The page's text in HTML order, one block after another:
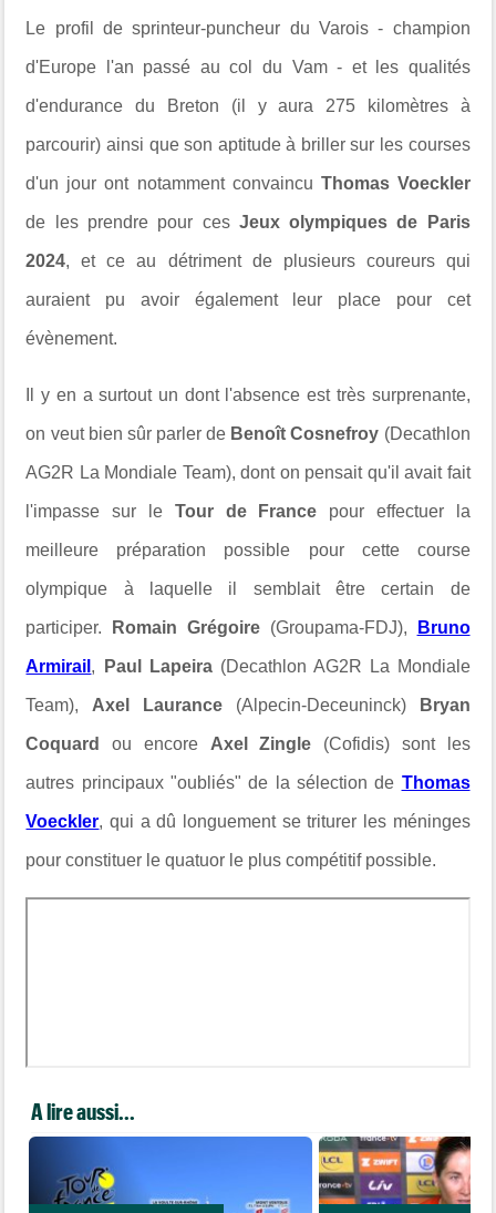
Le profil de sprinteur-puncheur du Varois - champion
d'Europe l'an passé au col du Vam - et les qualités
d'endurance du Breton (il y aura 275 kilomètres à
parcourir) ainsi que son aptitude à briller sur les courses
d'un jour ont notamment convaincu Thomas Voeckler
de les prendre pour ces Jeux olympiques de Paris
2024, et ce au détriment de plusieurs coureurs qui
auraient pu avoir également leur place pour cet
évènement.
Il y en a surtout un dont l'absence est très surprenante,
on veut bien sûr parler de Benoît Cosnefroy (Decathlon
AG2R La Mondiale Team), dont on pensait qu'il avait fait
l'impasse sur le Tour de France pour effectuer la
meilleure préparation possible pour cette course
olympique à laquelle il semblait être certain de
participer. Romain Grégoire (Groupama-FDJ), Bruno
Armirail , Paul Lapeira(Decathlon AG2R La Mondiale
Team), Axel Laurance (Alpecin-Deceuninck) Bryan
Coquard ou encore Axel Zingle (Cofidis) sont les
autres principaux "oubliés" de la sélection de Thomas
Voeckler, qui a dû longuement se triturer les méninges
pour constituer le quatuor le plus compétitif possible.
A lire aussi...